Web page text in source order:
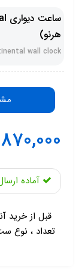
هرنو)
wall clock
آماده
قبل از خرید
تعداد ، نوع